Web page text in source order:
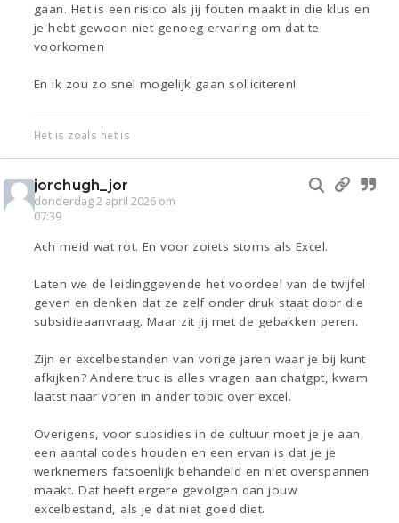
gaan. Het is een risico als jij fouten maakt in die klus en
je hebt gewoon niet genoeg ervaring om dat te
voorkomen
En ik zou zo snel mogelijk gaan solliciteren!
Het is zoals het is
jorchugh_jor
donderdag 2 april 2026 om
07:39
Ach meid wat rot. En voor zoiets stoms als Excel.
Laten we de leidinggevende het voordeel van de twijfel
geven en denken dat ze zelf onder druk staat door die
subsidieaanvraag. Maar zit jij met de gebakken peren.
Zijn er excelbestanden van vorige jaren waar je bij kunt
afkijken? Andere truc is alles vragen aan chatgpt, kwam
laatst naar voren in ander topic over excel.
Overigens, voor subsidies in de cultuur moet je je aan
een aantal codes houden en een ervan is dat je je
werknemers fatsoenlijk behandeld en niet overspannen
maakt. Dat heeft ergere gevolgen dan jouw
excelbestand, als je dat niet goed diet.